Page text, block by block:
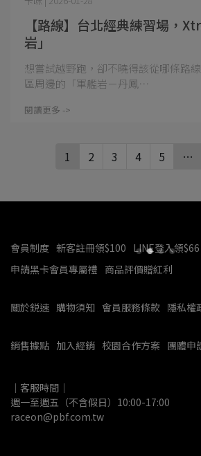
【路線】台北經典練習場，
岩」
想嘗試越野跑，卻不曉得該從哪條路
區周邊的「軍艦岩－丹鳳⋯
閱讀更多 ->
1 2 3 4 5 …
會員制度 新客註冊領$100 LINE登入領$66
申請黑卡會員專屬禮 商品評價贈紅利
關於鋭速 購物須知 會員服務條款 隱私權
銷售據點 加入經銷 校園合作方案 團體申
｜客服時間｜
週一至週五（不含假日）10:00-17:00
raceon@pbf.com.tw